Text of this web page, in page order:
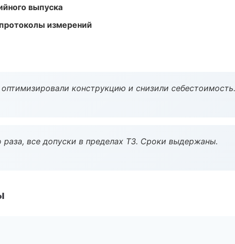
выпуска
измерений
конструкцию и снизили себестоимость.
все допуски в пределах ТЗ. Сроки выдержаны.